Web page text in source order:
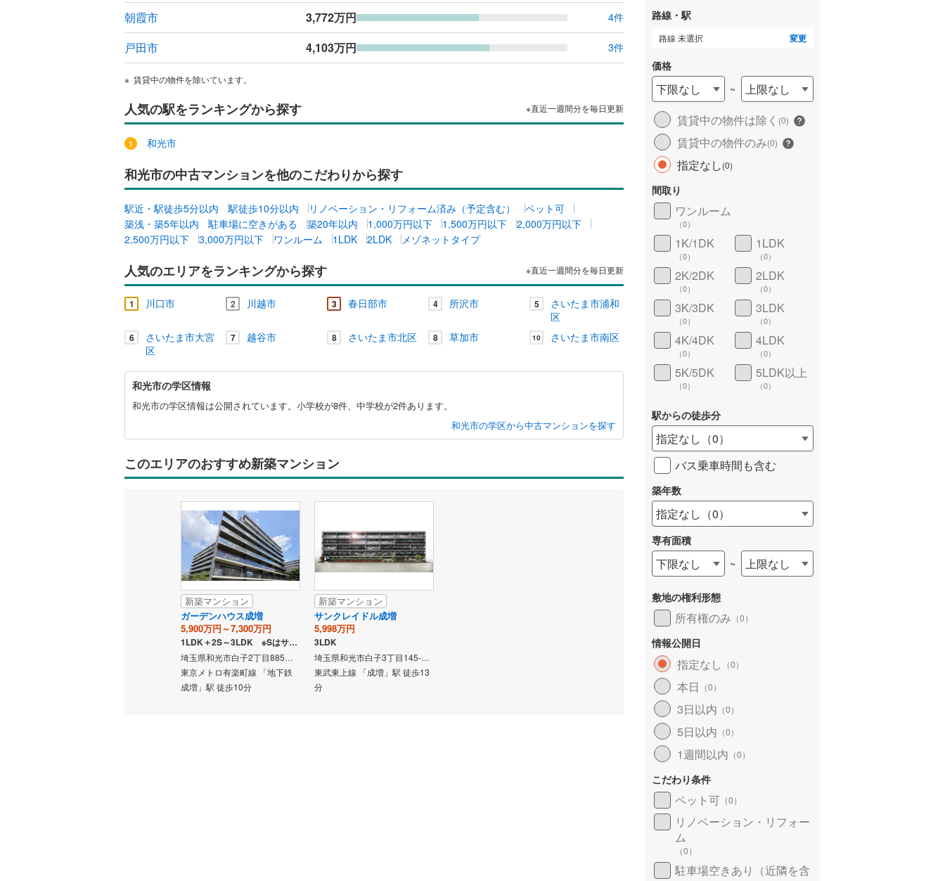
朝霞市 3,772万円 4件
戸田市 4,103万円 3件
賃貸中の物件を除いています。
人気の駅をランキングから探す ※直近一週間分を毎日更新
和光市
和光市の中古マンションを他のこだわりから探す
駅近・駅徒歩5分以内 駅徒歩10分以内 リノベーション・リフォーム済み（予定含む）
ペット可
築浅・築5年以内
駐車場に空きがある 築20年以内 1,000万円以下 1,500万円以下
2,000万円以下
2,500万円以下
3,000万円以下 ワンルーム 1LDK 2LDK メゾネットタイプ
人気のエリアをランキングから探す ※直近一週間分を毎日更新
1 川口市 2 川越市 3 春日部市 4 所沢市 5
さいたま市浦和
区
6
さいたま市大宮
区
7 越谷市 8 さいたま市北区 8 草加市 10 さいたま市南区
和
光
市
る
情
和光市の学区情報
和光市の学区情報は公開されています。小学校が8件、中学校が2件あります。
和光市の学区から中古マンションを探す
このエリアのおすすめ新築マンション
新築マンション
ガーデンハウス成増
5,900万円～7,300万円
1LDK＋2S～3LDK ※Sはサービスルーム（納戸）です。
埼玉県和光市白子2丁目885番1、東京都板橋区成増2丁目54番1の一部（地番）
東京メトロ有楽町線 「地下鉄
成増」駅 徒歩10分
新築マンション
サンクレイドル成増
5,998万円
3LDK
埼玉県和光市白子3丁目145-1（地番）
東武東上線 「成増」駅 徒歩13
分
路線・駅
路線 未選択 変更
価格
下限なし ~
上限なし
賃貸中の物件は除く (0)
賃貸中の物件のみ(0)
指定なし(0)
間取り
ワンルーム
（0）
1K/1DK
（0）
1LDK
（0）
2K/2DK
（0）
2LDK
（0）
3K/3DK
（0）
3LDK
（0）
4K/4DK
（0）
4LDK
（0）
5K/5DK
（0）
5LDK以上
（0）
駅からの徒歩分
指定なし （0）
バス乗車時間も含む
築年数
指定なし （0）
専有面積
下限なし ~ 上限なし
敷地の権利形態
所有権のみ （0）
情報公開日
指定なし （0）
本日 （0）
3日以内 （0）
5日以内 （0）
1週間以内 （0）
こだわり条件
ペット可 （0）
リノベーション・リフォー
ム
（0）
駐車場空きあり（近隣を含
リビングダイニング15畳以上
（0）
キッチン
バルコニー、庭
ルーフバルコニー（ 0） 専用庭（0 ） ワイドバルコニー
ウォークインクローゼット
（
販売、価格、契約、入居関連など
即入居可能（0）
オンライン対応
IT重説可（0）
オンライン対応とは？ 詳しく見る